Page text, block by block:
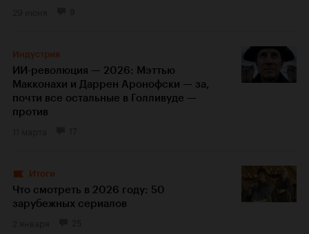
Индустрия
ИИ-революция — 2026: Мэттью
Макконахи и Даррен Аронофски — за,
почти все остальные в Голливуде —
против
Итоги
Что смотреть в 2026 году: 50
зарубежных сериалов